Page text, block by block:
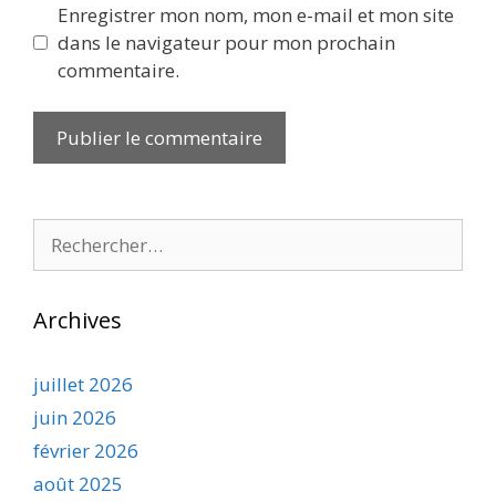
Enregistrer mon nom, mon e-mail et mon site
dans le navigateur pour mon prochain
commentaire.
Archives
juillet 2026
juin 2026
février 2026
août 2025